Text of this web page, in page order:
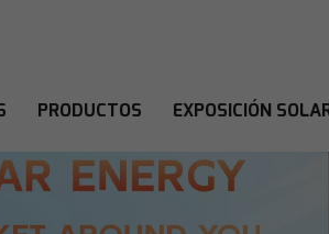
PRODUCTOS EXPOSICIÓN